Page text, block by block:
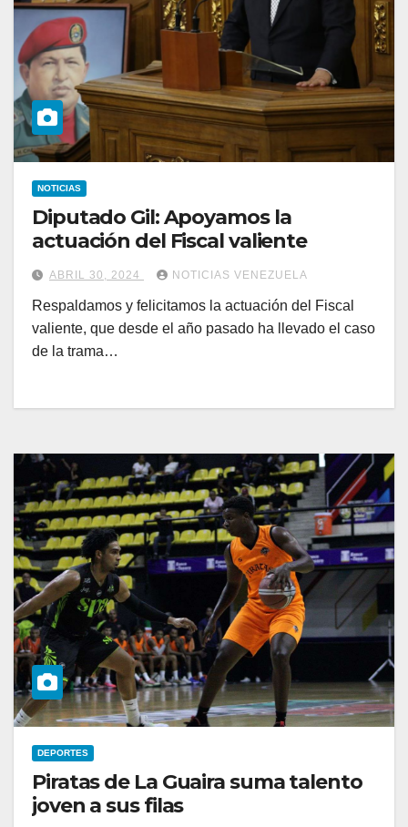
NOTICIAS
Diputado Gil: Apoyamos la
actuación del Fiscal valiente
ABRIL 30, 2024 NOTICIAS VENEZUELA
Respaldamos y felicitamos la actuación del Fiscal
valiente, que desde el año pasado ha llevado el caso
de la trama…
DEPORTES
Piratas de La Guaira suma talento
joven a sus filas